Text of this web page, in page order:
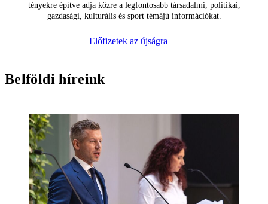
tényekre építve adja közre a legfontosabb társadalmi, politikai,
gazdasági, kulturális és sport témájú információkat.
Előfizetek az újságra
Belföldi híreink